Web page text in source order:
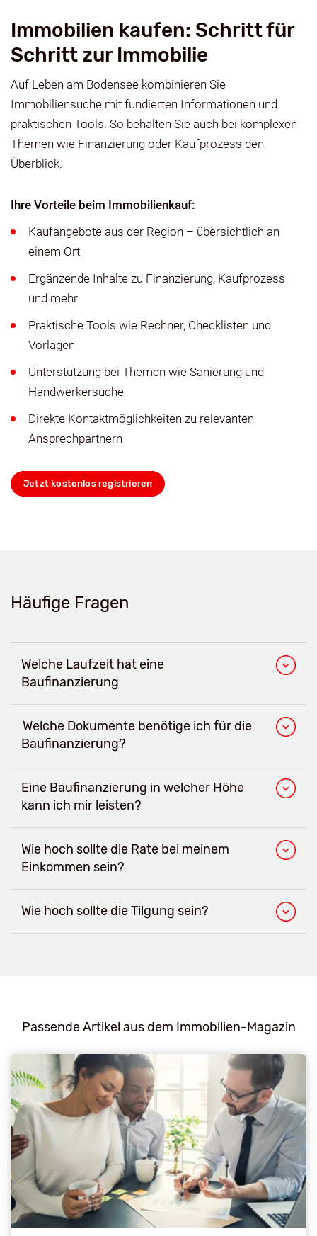
Immobilien kaufen: Schritt für
Schritt zur Immobilie
Auf Leben am Bodensee kombinieren Sie
Immobiliensuche mit fundierten Informationen und
praktischen Tools. So behalten Sie auch bei komplexen
Themen wie Finanzierung oder Kaufprozess den
Überblick.
Ihre Vorteile beim Immobilienkauf:
Kaufangebote aus der Region – übersichtlich an
einem Ort
Ergänzende Inhalte zu Finanzierung, Kaufprozess
und mehr
Praktische Tools wie Rechner, Checklisten und
Vorlagen
Unterstützung bei Themen wie Sanierung und
Handwerkersuche
Direkte Kontaktmöglichkeiten zu relevanten
Ansprechpartnern
Jetzt kostenlos registrieren
Häufige Fragen
Welche Laufzeit hat eine
Baufinanzierung
Welche Dokumente benötige ich für die
Baufinanzierung?
Eine Baufinanzierung in welcher Höhe
kann ich mir leisten?
Wie hoch sollte die Rate bei meinem
Einkommen sein?
Wie hoch sollte die Tilgung sein?
Passende Artikel aus dem Immobilien-Magazin